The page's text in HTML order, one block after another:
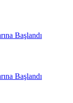
Başlandı
Başlandı